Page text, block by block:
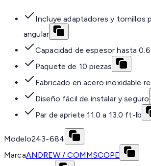
Incluye adaptadores y tornillos
angular
Capacidad de espesor hasta
Paquete de 10 piezas
Fabricado en acero inoxidable
Diseño fácil de instalar y seguro
Par de apriete 11.0 a 13.0 ft-lb
Modelo243-684
MarcaANDREW / COMMSCOPE